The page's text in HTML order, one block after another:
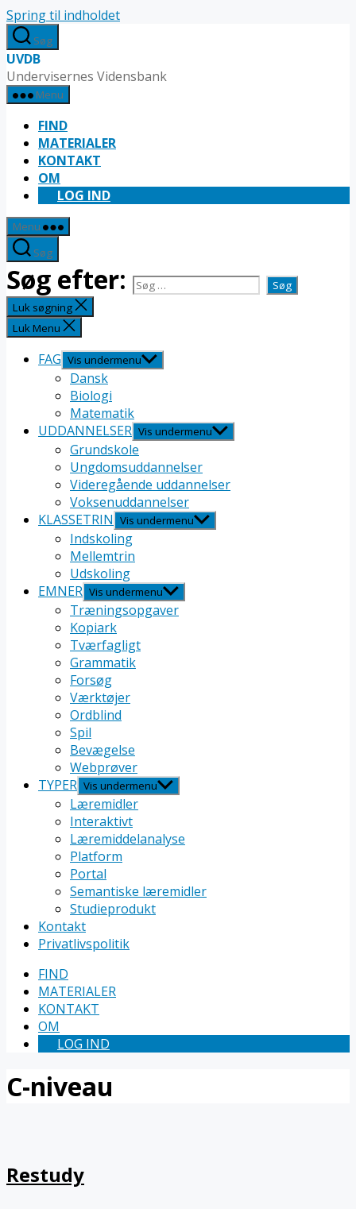
Spring til indholdet
Søg
UVDB
Undervisernes Vidensbank
Menu
FIND
MATERIALER
KONTAKT
OM
LOG IND
Menu
Søg
Søg efter:
Luk søgning
Luk Menu
FAG Vis undermenu
Dansk
Biologi
Matematik
UDDANNELSER Vis undermenu
Grundskole
Ungdomsuddannelser
Videregående uddannelser
Voksenuddannelser
KLASSETRIN Vis undermenu
Indskoling
Mellemtrin
Udskoling
EMNER Vis undermenu
Træningsopgaver
Kopiark
Tværfagligt
Grammatik
Forsøg
Værktøjer
Ordblind
Spil
Bevægelse
Webprøver
TYPER Vis undermenu
Læremidler
Interaktivt
Læremiddelanalyse
Platform
Portal
Semantiske læremidler
Studieprodukt
Kontakt
Privatlivspolitik
FIND
MATERIALER
KONTAKT
OM
LOG IND
C-niveau
Restudy